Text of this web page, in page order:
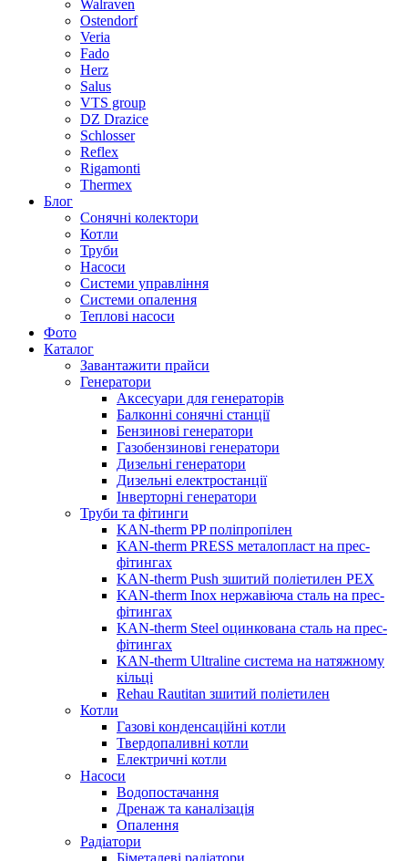
Walraven
Ostendorf
Veria
Fado
Herz
Salus
VTS group
DZ Drazice
Schlosser
Reflex
Rigamonti
Thermex
Блог
Сонячні колектори
Котли
Труби
Насоси
Системи управління
Системи опалення
Теплові насоси
Фото
Каталог
Завантажити прайси
Генератори
Аксесуари для генераторів
Балконні сонячні станції
Бензинові генератори
Газобензинові генератори
Дизельні генератори
Дизельні електростанції
Інверторні генератори
Труби та фітинги
KAN-therm PP поліпропілен
KAN-therm PRESS металопласт на прес-
фітингах
KAN-therm Push зшитий поліетилен PEX
KAN-therm Inox нержавіюча сталь на прес-
фітингах
KAN-therm Steel оцинкована сталь на прес-
фітингах
KAN-therm Ultraline система на натяжному
кільці
Rehau Rautitan зшитий поліетилен
Котли
Газові конденсаційні котли
Твердопаливні котли
Електричні котли
Насоси
Водопостачання
Дренаж та каналізація
Опалення
Радіатори
Біметалеві радіатори